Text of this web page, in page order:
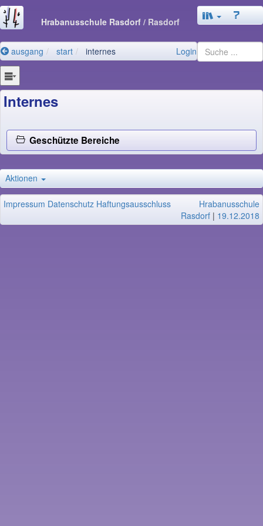
Hrabanusschule Rasdorf / Rasdorf
ausgang start internes Login
Internes
Geschützte Bereiche
Aktionen
Impressum Datenschutz Haftungsausschluss
Hrabanusschule
Rasdorf | 19.12.2018